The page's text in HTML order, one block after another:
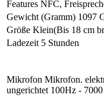
Features NFC,
Gewicht (Gramm) 1097
Größe Klein(Bis 18 cm
Ladezeit 5 Stunden
Mikrofon Mikrofon.
ungerichtet 100Hz -